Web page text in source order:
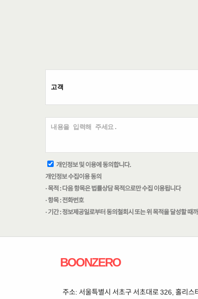
개인정보 및 이용에 동의합니다.
개인정보 수집이용 동의
· 목적 : 다음 항목은 법률상담 목적으로만 수집 이용됩니다
· 항목 : 전화번호
· 기간 : 정보제공일로부터 동의철회시 또는 위 목적을 달성할 때
BOONZERO
주소: 서울특별시 서초구 서초대로 326, 홀리